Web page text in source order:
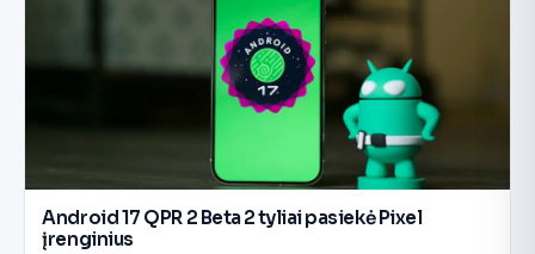
Android 17 QPR 2 Beta 2 tyliai pasiekė Pixel
įrenginius